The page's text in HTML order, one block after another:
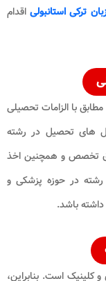
ترکی استانبولیاقدام
مطابق با الزامات تحصیلی
های تحصیل در رشته
تخصص و همچنین اخذ
در حوزه پزشکی و
باشد.
است. بنابراین،